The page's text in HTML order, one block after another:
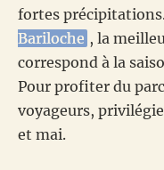
fortes
Bariloche , la
correspond à la
Pour profiter du
voyageurs,
et mai.